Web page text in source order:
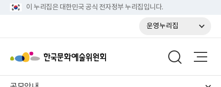
이 누리집은 대한민국 공식 전자정부 누리집입니다.
운영누리집